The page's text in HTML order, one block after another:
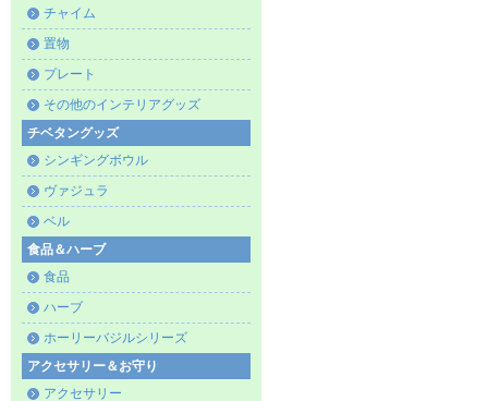
チャイム
置物
プレート
その他のインテリアグッズ
チベタングッズ
シンギングボウル
ヴァジュラ
ベル
食品＆ハーブ
食品
ハーブ
ホーリーバジルシリーズ
アクセサリー＆お守り
アクセサリー